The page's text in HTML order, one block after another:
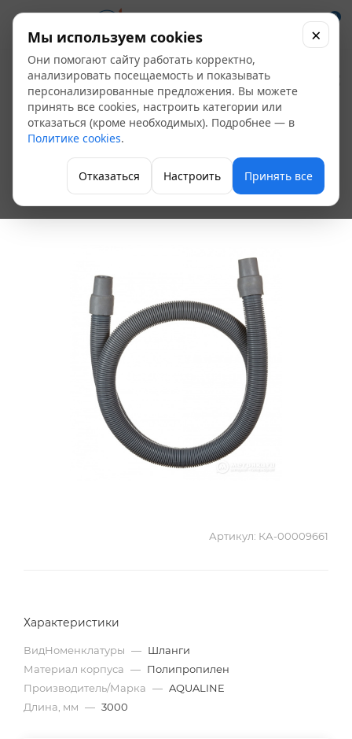
0
Шланг для
стиральных машин
сливной 300см
Aqualine
Шланги для стиральных машин
Артикул: КА-00009661
Характеристики
ВидНоменклатуры — Шланги
Материал корпуса — Полипропилен
Производитель/Марка — AQUALINE
Длина, мм — 3000
Мы используем cookies
Они помогают сайту работать корректно,
анализировать посещаемость и показывать
персонализированные предложения. Вы можете
принять все cookies, настроить категории или
отказаться (кроме необходимых). Подробнее — в
Политике cookies.
Отказаться Настроить Принять все
×